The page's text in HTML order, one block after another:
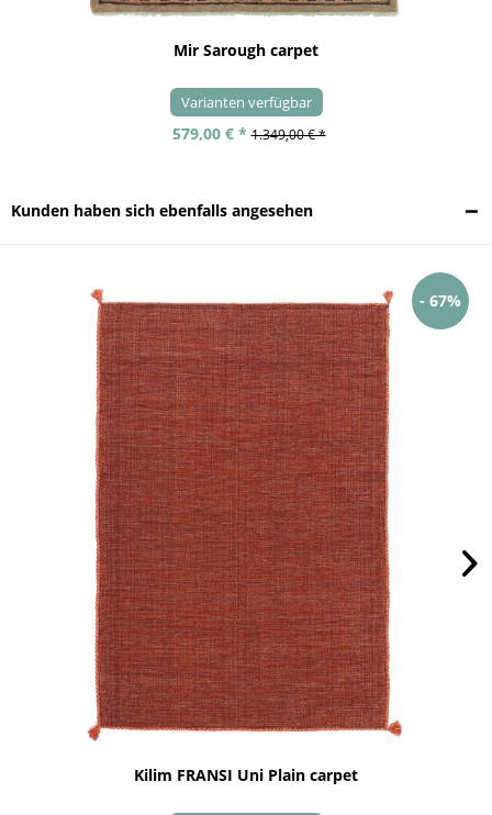
Mir Sarough carpet
Varianten verfügbar
579,00 € * 1.349,00 € *
Kunden haben sich ebenfalls angesehen
- 67%
Kilim FRANSI Uni Plain carpet